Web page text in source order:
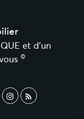
et d’un
©